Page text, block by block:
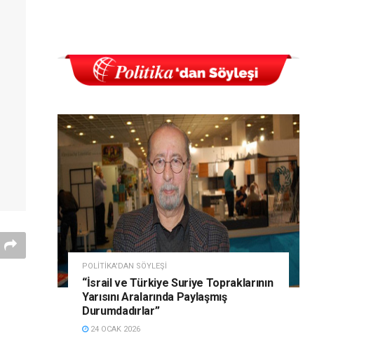
POLITIKA'DAN SÖYLEŞI
“İsrail ve Türkiye Suriye Topraklarının
Yarısını Aralarında Paylaşmış
Durumdadırlar”
24 OCAK 2026